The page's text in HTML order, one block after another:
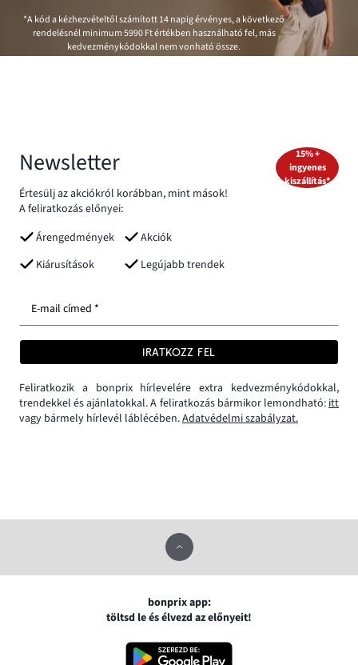
*A kód a kézhezvételtől számított 14 napig érvényes, a következő
rendelésnél minimum5990 Ftértékben használható fel, más
kedvezménykódokkal nem vonható össze.
Newsletter
Értesülj az akciókról korábban, mint mások!
A feliratkozás előnyei:
Árengedmények
Akciók
Kiárusítások
Legújabb trendek
15% +
ingyenes
kiszállítás*
E-mail címed *
IRATKOZZ FEL
Feliratkozik a bonprix hírlevelére extra kedvezménykódokkal,
trendekkel és ajánlatokkal. A feliratkozás bármikor lemondható:itt
vagy bármely hírlevél láblécében.Adatvédelmi szabályzat.
bonprix app:
töltsd le és élvezd az előnyeit!